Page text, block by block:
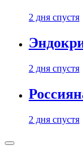
2 дня спустя
2 дня спустя
2 дня спустя